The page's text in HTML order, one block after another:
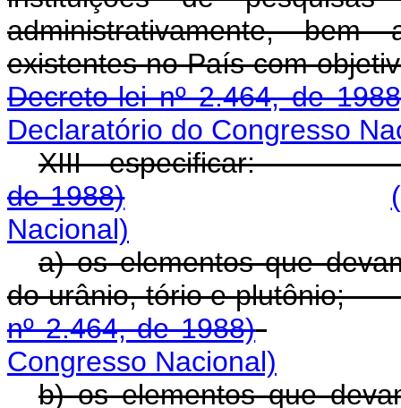
administrativamente,
existentes no País
Decreto-lei nº 2.464, de
Declaratório do Congresso
XIII -
de 1988)
Nacional)
a) os elementos que
do urânio, tório e
nº 2.464, de 1988)
Congresso Nacional)
b) os elementos que